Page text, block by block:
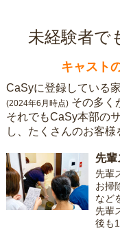
未経験者で
キャスト
CaSyに登録している
(2024年6月時点) その多く
それでもCaSy本部の
し、たくさんのお客様
先
先輩
お掃
など
先輩
後も